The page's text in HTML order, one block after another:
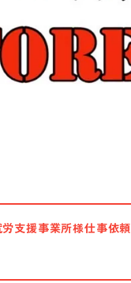
労支援事業所様仕事依頼